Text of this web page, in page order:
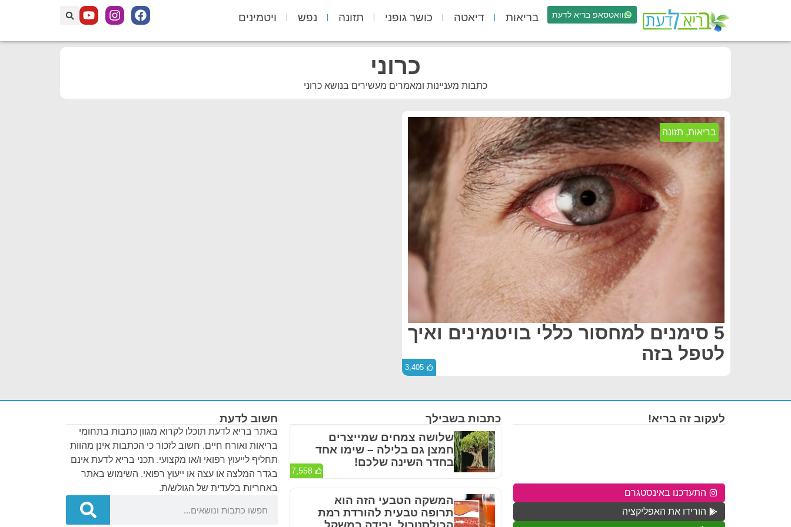
וואטסאפ בריא לדעת בריאות דיאטה כושר גופני תזונה נפש ויטמינים
כרוני
כתבות מעניינות ומאמרים מעשירים בנושא כרוני
בריאות, תזונה
5 סימנים למחסור כללי בויטמינים ואיך
לטפל בזה
3,405
חשוב לדעת
באתר בריא לדעת תוכלו לקרוא מגוון כתבות בתחומי
בריאות ואורח חיים. חשוב לזכור כי הכתבות אינן מהוות
תחליף לייעוץ רפואי ו/או מקצועי. תכני בריא לדעת אינם
בגדר המלצה או עצה או ייעוץ רפואי. השימוש באתר
באחריות בלעדית של הגולש/ת.
כתבות בשבילך
שלושה צמחים שמייצרים
חמצן גם בלילה – שימו אחד
בחדר השינה שלכם!
7,558
המשקה הטבעי הזה הוא
תרופה טבעית להורדת רמת
לעקוב זה בריא!
התעדכנו באינסטגרם
הורידו את האפליקציה